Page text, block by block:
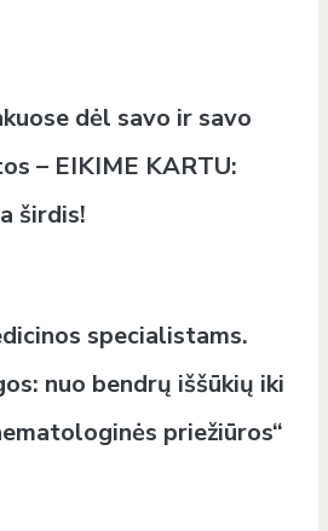
dėl savo ir savo
– EIKIME KARTU:
širdis!
specialistams.
nuo bendrų iššūkių iki
priežiūros“